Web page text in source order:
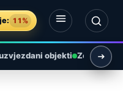
11%
objekti Zemlja i